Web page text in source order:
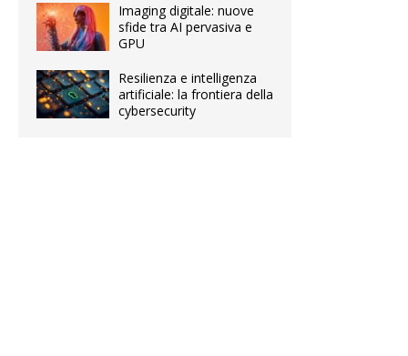
Imaging digitale: nuove
sfide tra AI pervasiva e
GPU
Resilienza e intelligenza
artificiale: la frontiera della
cybersecurity